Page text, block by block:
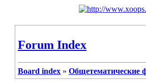
Forum Index
Board index » Общетематические